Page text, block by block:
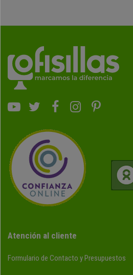
Atención al cliente
Formulario de Contacto y Presupuestos